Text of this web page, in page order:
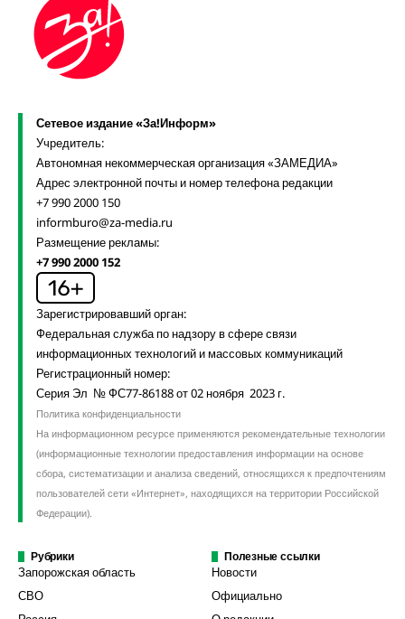
Сетевое издание «За!Информ»
Учредитель:
Автономная некоммерческая организация «ЗАМЕДИА»
Адрес электронной почты и номер телефона редакции
+7 990 2000 150
informburo@za-media.ru
Размещение рекламы:
+7 990 2000 152
Зарегистрировавший орган:
Федеральная служба по надзору в сфере связи
информационных технологий и массовых коммуникаций
Регистрационный номер:
Серия Эл № ФС77-86188 от 02 ноября 2023 г.
Политика конфиденциальности
На информационном ресурсе применяются рекомендательные технологии
(информационные технологии предоставления информации на основе
сбора, систематизации и анализа сведений, относящихся к предпочтениям
пользователей сети «Интернет», находящихся на территории Российской
Федерации).
Рубрики
Запорожская область
СВО
Полезные ссылки
Новости
Официально